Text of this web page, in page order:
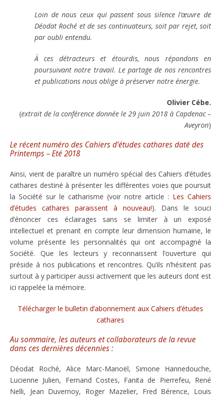
Loin de nous ceux qui passent sous silence l’œuvre de
Déodat Roché et de ses continuateurs, soit par rejet, soit
par oubli entendu.
À ces détracteurs et étourdis, nous répondons en
poursuivant notre travail. Le partage de nos rencontres
et publications nous oblige à préserver notre énergie.
Olivier Cébe.
(extrait de la conférence donnée le 29 juin 2018 à Capdenac –
Aveyron)
Le récent numéro des Cahiers d’études cathares daté des
Printemps – Eté 2018
Ainsi, vient de paraître un numéro spécial des Cahiers d’études
cathares destiné à présenter les différentes voies que poursuit
la Société sur le catharisme (voir notre article : Les Cahiers
d’études cathares paraissent à nouveau!). Dans le souci
d’énoncer ces éclairages sans se limiter à un exposé
intellectuel et prenant en compte leur dimension humaine, le
volume présente les personnalités qui ont accompagné la
Société. Que les lecteurs y reconnaissent l’ouverture qui
préside à nos publications et rencontres. Qu’ils n’hésitent pas
surtout à y participer aussi activement que les auteurs dont est
ici rappelée la mémoire.
Télécharger le bulletin d’abonnement aux Cahiers d’études
cathares
Au sommaire, les auteurs et collaborateurs de la revue
dans ces dernières décennies :
Déodat Roché, Alice Marc-Manoël, Simone Hannedouche,
Lucienne Julien, Fernand Costes, Fanita de Pierrefeu, René
Nelli, Jean Duvernoy, Roger Mazelier, Fred Bérence, Louis